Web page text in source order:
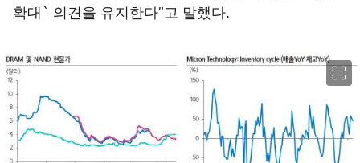
확대` 의견을 유지한다”고 말했다.